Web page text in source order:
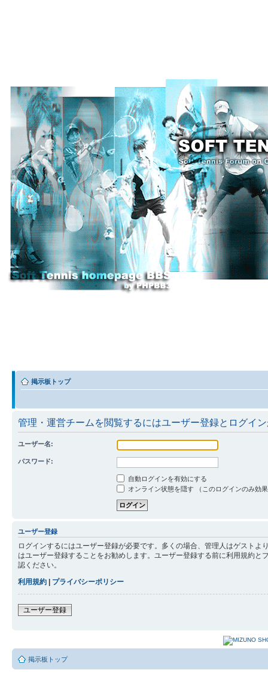
掲示板トップ
管理・運営チームを閲覧するにはユーザー登録とログイ
ユーザー名:
パスワード:
自動ログインを有効にする
オンライン状態を隠す （このログインのみ効
ユーザー登録
ログインするにはユーザー登録が必要です。多くの場合、管理人はゲスト
はユーザー登録することをお勧めします。ユーザー登録する前に利用規約
認ください。
利用規約 | プライバシーポリシー
ユーザー登録
掲示板トップ